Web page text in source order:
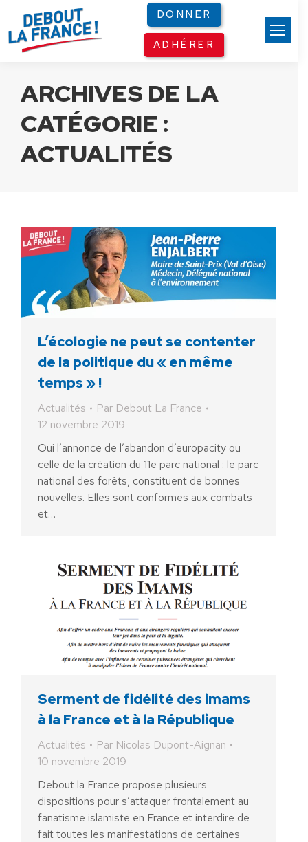
DONNER
ADHÉRER
ARCHIVES DE LA
CATÉGORIE :
ACTUALITÉS
L’écologie ne peut se contenter
de la politique du « en même
temps » !
Actualités Par Debout La France
12 novembre 2019
Oui l’annonce de l’abandon d’europacity ou
celle de la création du 11e parc national : le parc
national des forêts, constituent de bonnes
nouvelles. Elles sont conformes aux combats
et…
Serment de fidélité des imams
à la France et à la République
Actualités Par Nicolas Dupont-Aignan
10 novembre 2019
Debout la France propose plusieurs
dispositions pour s’attaquer frontalement au
fanatisme islamiste en France et interdire de
fait toutes les manifestations de certaines
Panneau de gestion des cookies